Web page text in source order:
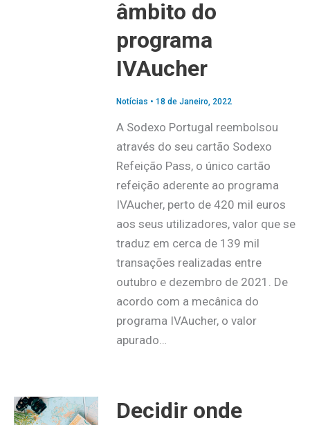
âmbito do
programa
IVAucher
Notícias • 18 de Janeiro, 2022
A Sodexo Portugal reembolsou
através do seu cartão Sodexo
Refeição Pass, o único cartão
refeição aderente ao programa
IVAucher, perto de 420 mil euros
aos seus utilizadores, valor que se
traduz em cerca de 139 mil
transações realizadas entre
outubro e dezembro de 2021. De
acordo com a mecânica do
programa IVAucher, o valor
apurado…
Decidir onde